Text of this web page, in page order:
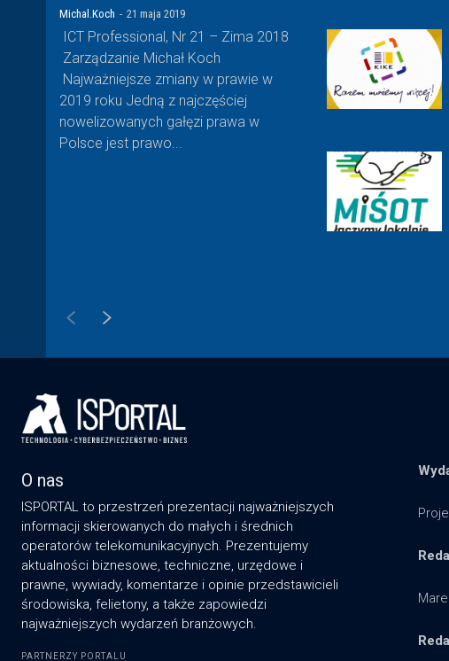
Michal.Koch - 21 maja 2019
ICT Professional, Nr 21 – Zima 2018
Zarządzanie Michał Koch
Najważniejsze zmiany w prawie w
2019 roku Jedną z najczęściej
nowelizowanych gałęzi prawa w
Polsce jest prawo...
O nas
ISPORTAL to przestrzeń prezentacji najważniejszych
informacji skierowanych do małych i średnich
operatorów telekomunikacyjnych. Prezentujemy
aktualności biznesowe, techniczne, urzędowe i
prawne, wywiady, komentarze i opinie przedstawicieli
środowiska, felietony, a także zapowiedzi
najważniejszych wydarzeń branżowych.
PARTNERZY PORTALU